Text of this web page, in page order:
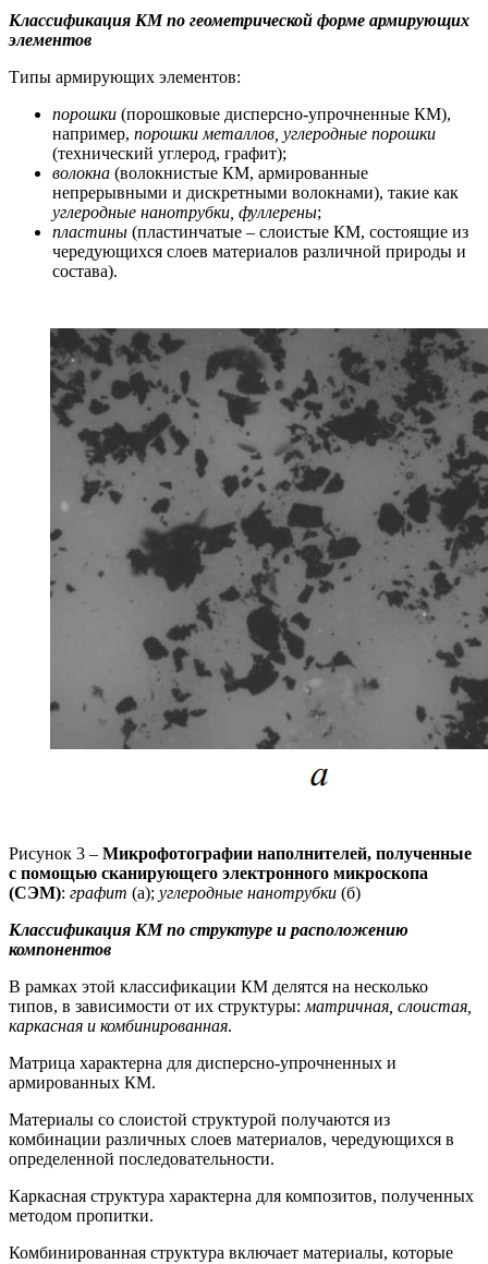
Классификация КМ по геометрической форме армирующих
элементов
Типы армирующих элементов:
порошки (порошковые дисперсно-упрочненные КМ),
например, порошки металлов, углеродные порошки
(технический углерод, графит);
волокна (волокнистые КМ, армированные
непрерывными и дискретными волокнами), такие как
углеродные нанотрубки, фуллерены;
пластины (пластинчатые – слоистые КМ, состоящие из
чередующихся слоев материалов различной природы и
состава).
Рисунок 3 – Микрофотографии наполнителей, полученные
с помощью сканирующего электронного микроскопа
(СЭМ): графит (а); углеродные нанотрубки (б)
Классификация КМ по структуре и расположению
компонентов
В рамках этой классификации КМ делятся на несколько
типов, в зависимости от их структуры: матричная, слоистая,
каркасная и комбинированная.
Матрица характерна для дисперсно-упрочненных и
армированных КМ.
Материалы со слоистой структурой получаются из
комбинации различных слоев материалов, чередующихся в
определенной последовательности.
Каркасная структура характерна для композитов, полученных
методом пропитки.
Комбинированная структура включает материалы, которые